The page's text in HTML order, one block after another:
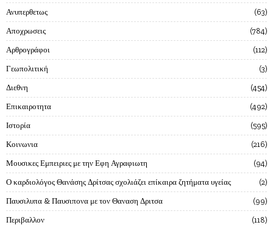
Ανυπερθετως 63
Αποχρωσεις 784
Αρθρογράφοι 112
Γεωπολιτική 3
Διεθνη 454
Επικαιροτητα 492
Ιστορία 595
Κοινωνια 216
Μουσικες Εμπειριες με την Εφη Αγραφιωτη 94
Ο καρδιολόγος Θανάσης Δρίτσας σχολιάζει επίκαιρα ζητήματα υγείας 2
Παυσιλυπα & Παυσιπονα με τον Θαναση Δριτσα 99
Περιβαλλον 118